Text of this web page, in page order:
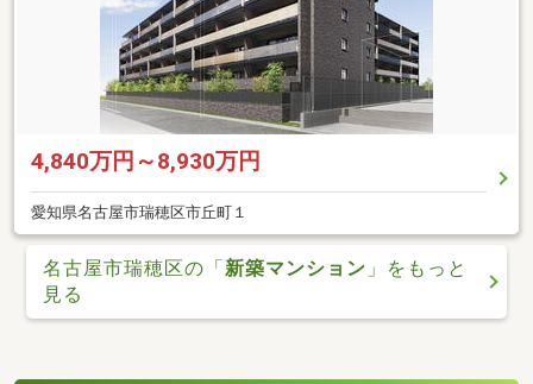
4,840万円～8,930万円
愛知県名古屋市瑞穂区市丘町１
名古屋市瑞穂区の「新築マンション 」をもっと
見る